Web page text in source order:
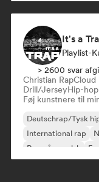
Playlist-
> 2600 svar
Christian RapCloud
Drill/JerseyHip-hop
Føj kunstnere til
Deutschrap/Tysk
International rap
Rap på engelsk